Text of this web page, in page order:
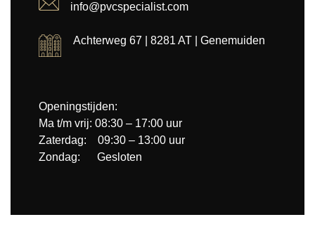
info@pvcspecialist.com
Achterweg 67 | 8281 AT | Genemuiden
Openingstijden:
Ma t/m vrij: 08:30 – 17:00 uur
Zaterdag: 09:30 – 13:00 uur
Zondag: Gesloten